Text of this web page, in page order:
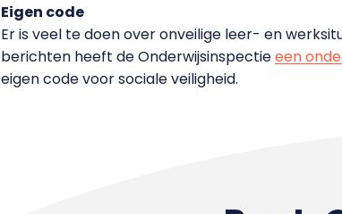
Eigen code
Er is veel te doen over onveilige leer- en
berichten heeft de Onderwijsinspectieeen
eigen code voor sociale veiligheid.